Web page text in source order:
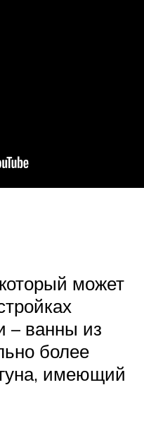
может
– ванны из
более
имеющий